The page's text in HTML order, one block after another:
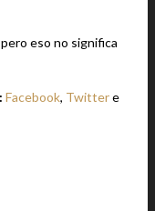
eso no significa
Facebook, Twittere